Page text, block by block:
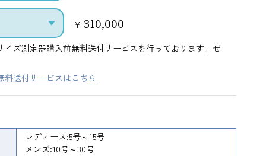
¥ 310,000
イズ測定器購入前無料送付サービスを行っております。ぜ
料送付サービスはこちら
レディース:5号～15号
メンズ:10号～30号